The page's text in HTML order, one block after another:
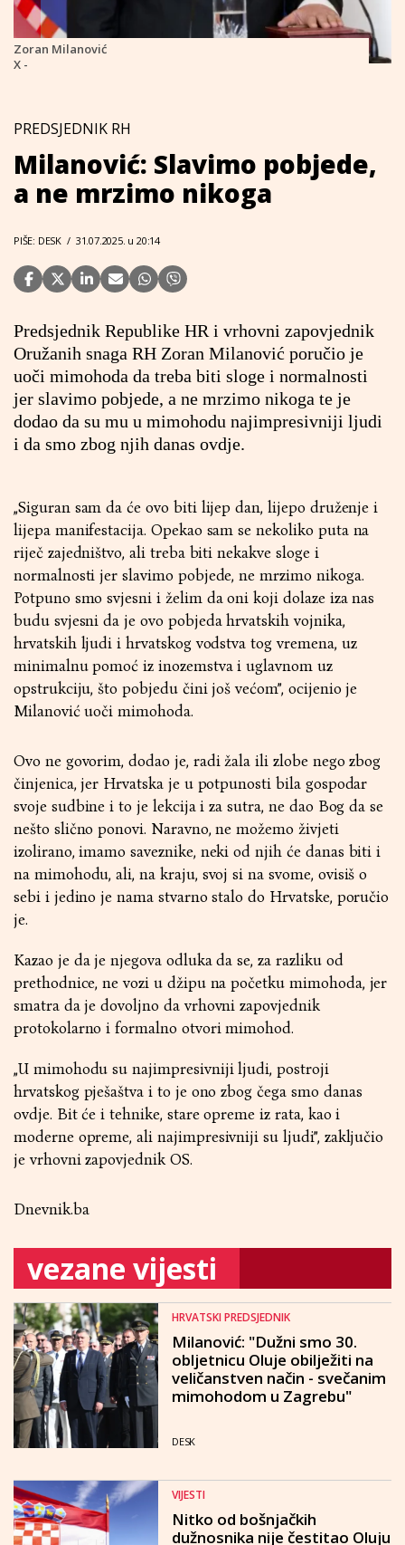
Zoran Milanović
X -
PREDSJEDNIK RH
Milanović: Slavimo pobjede,
a ne mrzimo nikoga
PIŠE: DESK / 31.07.2025. u 20:14
Predsjednik Republike HR i vrhovni zapovjednik
Oružanih snaga RH Zoran Milanović poručio je
uoči mimohoda da treba biti sloge i normalnosti
jer slavimo pobjede, a ne mrzimo nikoga te je
dodao da su mu u mimohodu najimpresivniji ljudi
i da smo zbog njih danas ovdje.
„Siguran sam da će ovo biti lijep dan, lijepo druženje i
lijepa manifestacija. Opekao sam se nekoliko puta na
riječ zajedništvo, ali treba biti nekakve sloge i
normalnosti jer slavimo pobjede, ne mrzimo nikoga.
Potpuno smo svjesni i želim da oni koji dolaze iza nas
budu svjesni da je ovo pobjeda hrvatskih vojnika,
hrvatskih ljudi i hrvatskog vodstva tog vremena, uz
minimalnu pomoć iz inozemstva i uglavnom uz
opstrukciju, što pobjedu čini još većom”, ocijenio je
Milanović uoči mimohoda.
Ovo ne govorim, dodao je, radi žala ili zlobe nego zbog
činjenica, jer Hrvatska je u potpunosti bila gospodar
svoje sudbine i to je lekcija i za sutra, ne dao Bog da se
nešto slično ponovi. Naravno, ne možemo živjeti
izolirano, imamo saveznike, neki od njih će danas biti i
na mimohodu, ali, na kraju, svoj si na svome, ovisiš o
sebi i jedino je nama stvarno stalo do Hrvatske, poručio
je.
Kazao je da je njegova odluka da se, za razliku od
prethodnice, ne vozi u džipu na početku mimohoda, jer
smatra da je dovoljno da vrhovni zapovjednik
protokolarno i formalno otvori mimohod.
„U mimohodu su najimpresivniji ljudi, postroji
hrvatskog pješaštva i to je ono zbog čega smo danas
ovdje. Bit će i tehnike, stare opreme iz rata, kao i
moderne opreme, ali najimpresivniji su ljudi”, zaključio
je vrhovni zapovjednik OS.
Dnevnik.ba
vezane vijesti
HRVATSKI PREDSJEDNIK
Milanović: "Dužni smo 30.
obljetnicu Oluje obilježiti na
veličanstven način - svečanim
mimohodom u Zagrebu"
DESK
VIJESTI
Nitko od bošnjačkih
dužnosnika nije čestitao Oluju